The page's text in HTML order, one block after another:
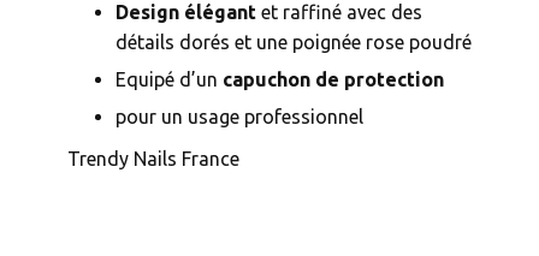
Design élégant et raffiné avec des
détails dorés et une poignée rose poudré
Equipé d’un capuchon de protection
pour un usage professionnel
Trendy Nails France